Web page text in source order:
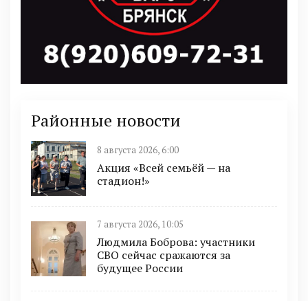
Районные новости
8 августа 2026, 6:00
Акция «Всей семьёй — на
стадион!»
7 августа 2026, 10:05
Людмила Боброва: участники
СВО сейчас сражаются за
будущее России